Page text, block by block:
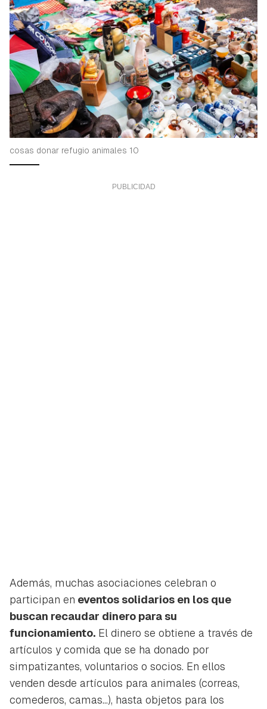
cosas donar refugio animales 10
Además, muchas asociaciones celebran o
participan en eventos solidarios en los que
buscan recaudar dinero para su
funcionamiento. El dinero se obtiene a través de
artículos y comida que se ha donado por
simpatizantes, voluntarios o socios. En ellos
venden desde artículos para animales (correas,
comederos, camas...), hasta objetos para los